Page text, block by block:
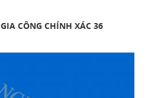
GIA CÔNG CHÍNH XÁC 36